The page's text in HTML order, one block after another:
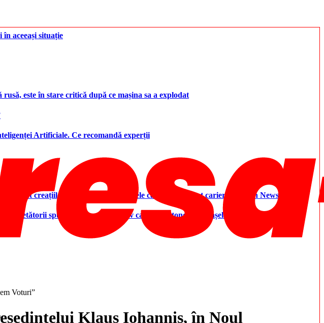
aceeași situație
este în stare critică după ce mașina sa a explodat
Artificiale. Ce recomandă experții
atât creațiile sale, cât și controversele care i-au marcat cariera – Aleph News
spun că este cel mai grav caz de „autonomie și înșelăciune” observat până
Voturi”
Klaus Iohannis, în Noul